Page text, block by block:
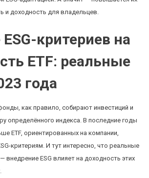
и доходность для владельцев.
критериев на
ETF: реальные
года
как правило, собирают инвестиций и
определённого индекса. В последние годы
ETF, ориентированных на компании,
критериям. И тут интересно, что реальные
ESG влияет на доходность этих